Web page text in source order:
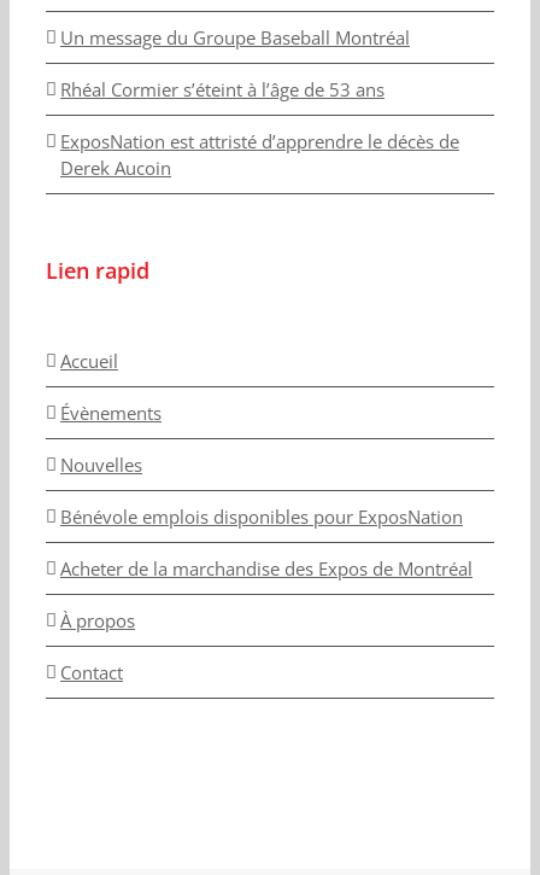
Un message du Groupe Baseball Montréal
Rhéal Cormier s’éteint à l’âge de 53 ans
ExposNation est attristé d’apprendre le décès de
Derek Aucoin
Lien rapid
Accueil
Évènements
Nouvelles
Bénévole emplois disponibles pour ExposNation
Acheter de la marchandise des Expos de Montréal
À propos
Contact